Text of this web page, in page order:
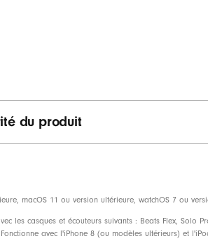
Batterie
du coffret
Écouteurs
du produit
macOS 11 ou version ultérieure, watchOS 7 ou
les casques et écouteurs suivants : Beats Flex, Solo
avec l'iPhone 8 (ou modèles ultérieurs) et